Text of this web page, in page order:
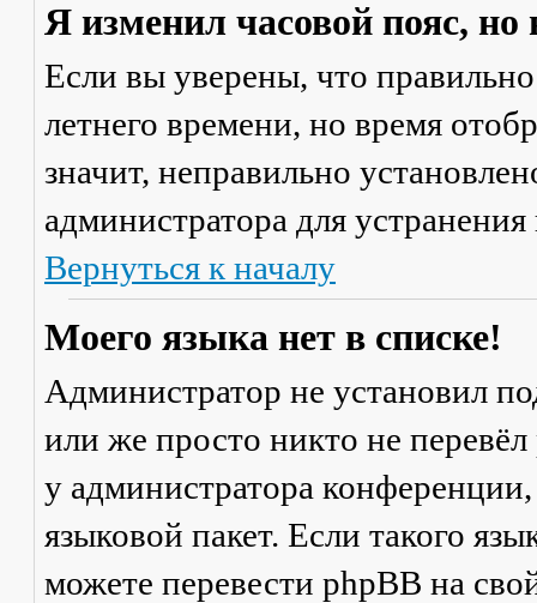
Я изменил часовой пояс,
Если вы уверены, что
летнего времени, но время
значит, неправильно
администратора для
Вернуться к началу
Моего языка нет в списке!
Администратор не установил
или же просто никто не
у администратора
языковой пакет. Если такого
можете перевести phpBB на